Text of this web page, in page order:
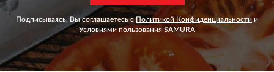
Подписываясь, Вы соглашаетесь сПолитикой Конфиденциальности и
Условиями пользования SAMURA